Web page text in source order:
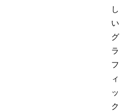
し
い
グ
ラ
フ
ィ
ッ
ク